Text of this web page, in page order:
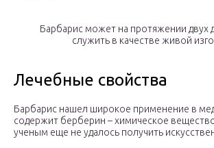
Барбарис может на протяжении двух
служить в качестве живой
Лечебные свойства
Барбарис нашел широкое применение в
содержит берберин – химическое
ученым еще не удалось получить